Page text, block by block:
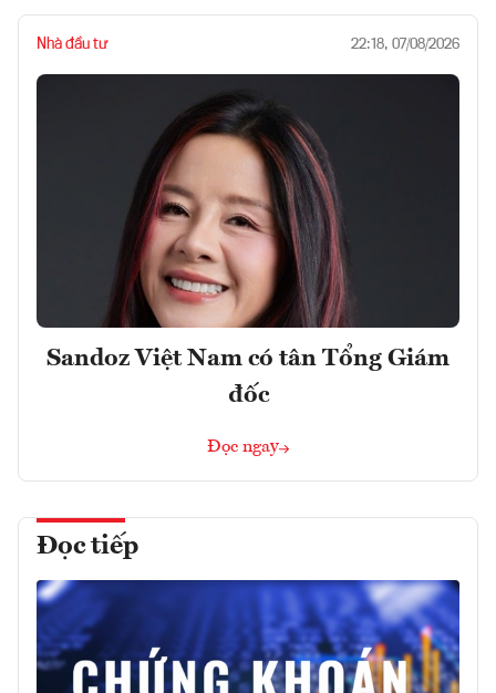
Nhà đầu tư 22:18, 07/08/2026
Sandoz Việt Nam có tân Tổng Giám
đốc
Đọc ngay
Đọc tiếp